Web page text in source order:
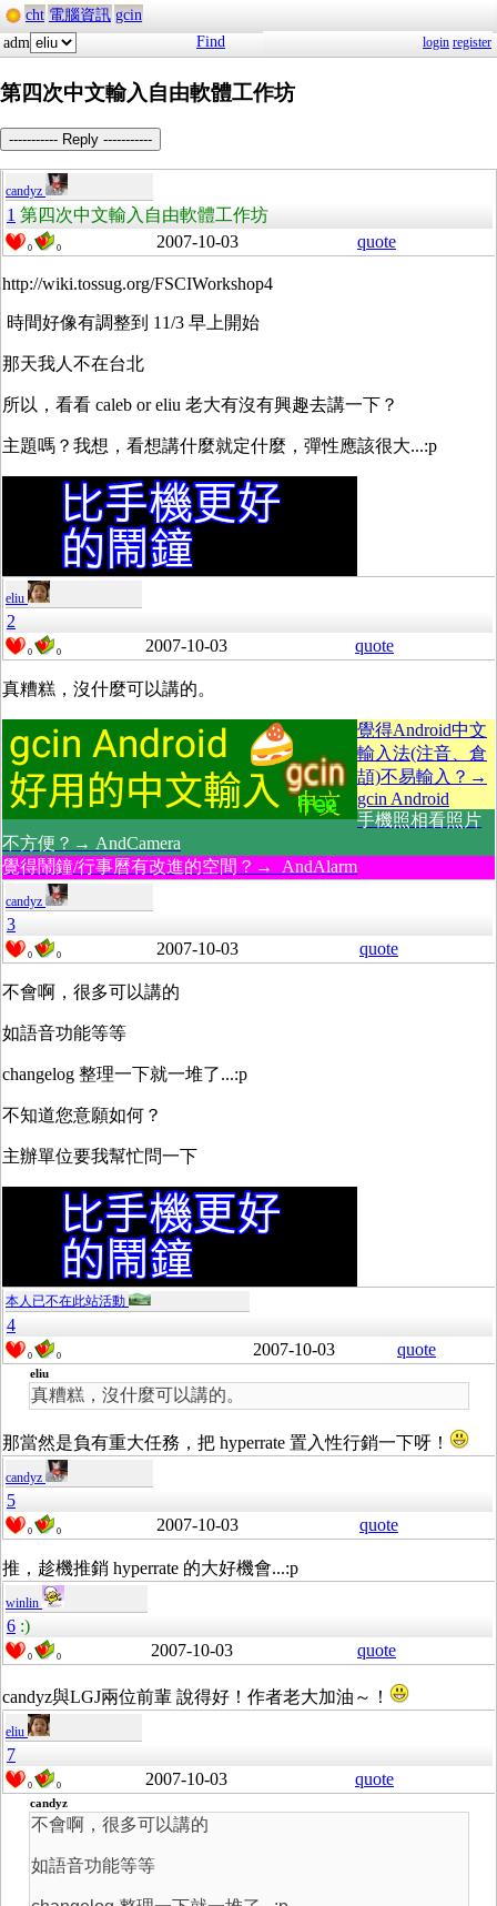
cht 電腦資訊 gcin
adm
Find login register
第四次中文輸入自由軟體工作坊
----------- Reply -----------
candyz
1 第四次中文輸入自由軟體工作坊
0 0 2007-10-03 quote
http://wiki.tossug.org/FSCIWorkshop4
時間好像有調整到 11/3 早上開始
那天我人不在台北
所以，看看 caleb or eliu 老大有沒有興趣去講一下？
主題嗎？我想，看想講什麼就定什麼，彈性應該很大...:p
eliu
2
0 0 2007-10-03 quote
真糟糕，沒什麼可以講的。
覺得Android中文
輸入法(注音、倉
頡)不易輸入？→
gcin Android
手機照相看照片
不方便？→ AndCamera
覺得鬧鐘/行事曆有改進的空間？→ AndAlarm
candyz
3
0 0 2007-10-03 quote
不會啊，很多可以講的
如語音功能等等
changelog 整理一下就一堆了...:p
不知道您意願如何？
主辦單位要我幫忙問一下
本人已不在此站活動
4
0 0 2007-10-03 quote
eliu
真糟糕，沒什麼可以講的。
那當然是負有重大任務，把 hyperrate 置入性行銷一下呀！
candyz
5
0 0 2007-10-03 quote
推，趁機推銷 hyperrate 的大好機會...:p
winlin
6 :)
0 0 2007-10-03 quote
candyz與LGJ兩位前輩 說得好！作者老大加油～！
eliu
7
0 0 2007-10-03 quote
candyz
不會啊，很多可以講的
如語音功能等等